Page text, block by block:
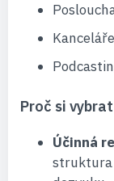
Proč si
Účinná
struktura